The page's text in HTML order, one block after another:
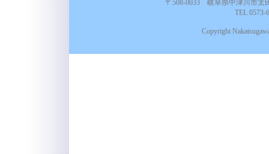
〒508-0033 岐阜県中津川市
TEL 0573-
Copyright